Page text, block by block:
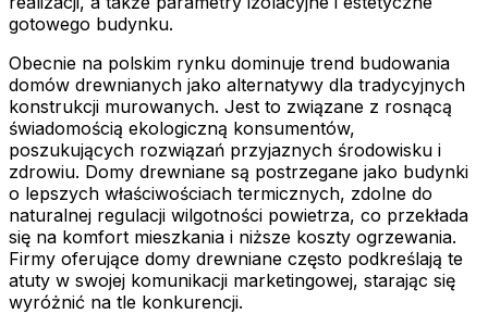
gotowego budynku.
Obecnie na polskim rynku dominuje trend budowania
domów drewnianych jako alternatywy dla tradycyjnych
konstrukcji murowanych. Jest to związane z rosnącą
świadomością ekologiczną konsumentów,
poszukujących rozwiązań przyjaznych środowisku i
zdrowiu. Domy drewniane są postrzegane jako budynki
o lepszych właściwościach termicznych, zdolne do
naturalnej regulacji wilgotności powietrza, co przekłada
się na komfort mieszkania i niższe koszty ogrzewania.
Firmy oferujące domy drewniane często podkreślają te
atuty w swojej komunikacji marketingowej, starając się
wyróżnić na tle konkurencji.